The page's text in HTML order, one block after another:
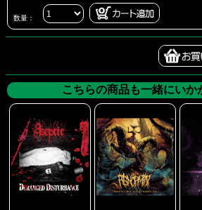
数量：
こちらの商品も一緒にいか